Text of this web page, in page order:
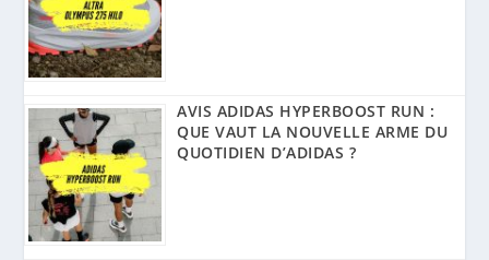
AVIS ADIDAS HYPERBOOST RUN :
QUE VAUT LA NOUVELLE ARME DU
QUOTIDIEN D’ADIDAS ?